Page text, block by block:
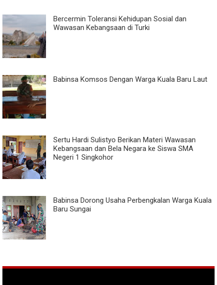
Bercermin Toleransi Kehidupan Sosial dan
Wawasan Kebangsaan di Turki
Babinsa Komsos Dengan Warga Kuala Baru Laut
Sertu Hardi Sulistyo Berikan Materi Wawasan
Kebangsaan dan Bela Negara ke Siswa SMA
Negeri 1 Singkohor
Babinsa Dorong Usaha Perbengkalan Warga Kuala
Baru Sungai